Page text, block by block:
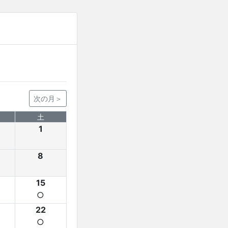
次の月＞
土
1
8
15
○
22
○